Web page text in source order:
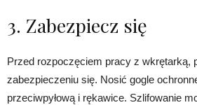
3. Zabezpiecz się
Przed rozpoczęciem pracy z wkrętarką,
zabezpieczeniu się. Nosić gogle
przeciwpyłową i rękawice. Szlifowanie